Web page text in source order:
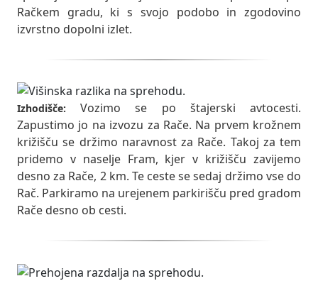
Račkem gradu, ki s svojo podobo in zgodovino
izvrstno dopolni izlet.
Izhodišče:
Vozimo se po štajerski avtocesti.
Zapustimo jo na izvozu za Rače. Na prvem krožnem
križišču se držimo naravnost za Rače. Takoj za tem
pridemo v naselje Fram, kjer v križišču zavijemo
desno za Rače, 2 km. Te ceste se sedaj držimo vse do
Rač. Parkiramo na urejenem parkirišču pred gradom
Rače desno ob cesti.